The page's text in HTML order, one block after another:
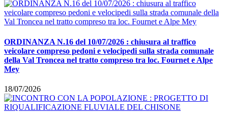
ORDINANZA N.16 del 10/07/2026 : chiusura al traffico
veicolare compreso pedoni e velocipedi sulla strada comunale
della Val Troncea nel tratto compreso tra loc. Fournet e Alpe
Mey
18/07/2026